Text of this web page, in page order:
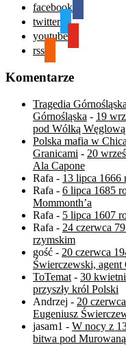
facebook
twitter
youtube
rss
Komentarze
Tragedia
Górnośląska - 19
pod Wólką Węglową
Polska mafia w
Granicami - 20
Ala Capone
Rafa - 13 lipca 1666
Rafa - 6 lipca 1685
Mommonth’a
Rafa - 5 lipca 1607
Rafa - 24 czerwca
rzymskim
gość - 20 czerwca
Świerczewski, agent
ToTemat - 30
przyszły król Polski
Andrzej - 20
Eugeniusz
jasam1 - W nocy z
bitwa pod